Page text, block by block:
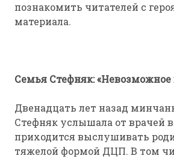
познакомить читателей с
материала.
Семья Стефняк:
Двенадцать лет назад
Стефняк услышала от врачей
приходится выслушивать
тяжелой формой ДЦП. В том